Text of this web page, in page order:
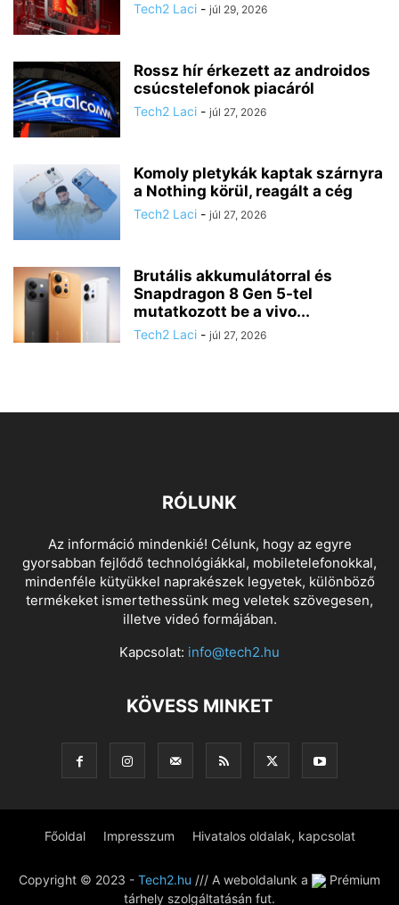
Tech2 Laci - júl 29, 2026
Rossz hír érkezett az androidos
csúcstelefonok piacáról
Tech2 Laci - júl 27, 2026
Komoly pletykák kaptak szárnyra
a Nothing körül, reagált a cég
Tech2 Laci - júl 27, 2026
Brutális akkumulátorral és
Snapdragon 8 Gen 5-tel
mutatkozott be a vivo...
Tech2 Laci - júl 27, 2026
RÓLUNK
Az információ mindenkié! Célunk, hogy az egyre
gyorsabban fejlődő technológiákkal, mobiletelefonokkal,
mindenféle kütyükkel naprakészek legyetek, különböző
termékeket ismertethessünk meg veletek szövegesen,
illetve videó formájában.
Kapcsolat: info@tech2.hu
KÖVESS MINKET
Főoldal Impresszum Hivatalos oldalak, kapcsolat
Copyright © 2023 - Tech2.hu /// A weboldalunk a
Prémium
tárhely szolgáltatásán fut.